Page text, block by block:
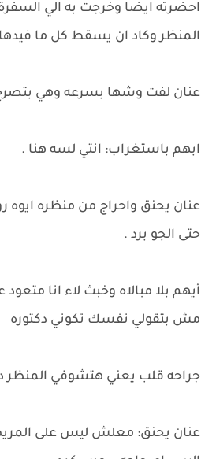
احضرته ايضا وخرجت به الي
المنظر وكاد ان يسقط كل ما
عنان لفت وشها بسرعه وهي بتصرح :
ابهم باستغراب: انتي لسه هنا .
عنان يحنق واحراج من منظره ايوه
حتى الجو برد .
أيهم بلا مبالاه وخبث لاء انا
مش بتقولي نفسك تكوني دكتوره
جراحه قلب يعني هتشوفي المنظر
عنان يحنق: معلش ليس على